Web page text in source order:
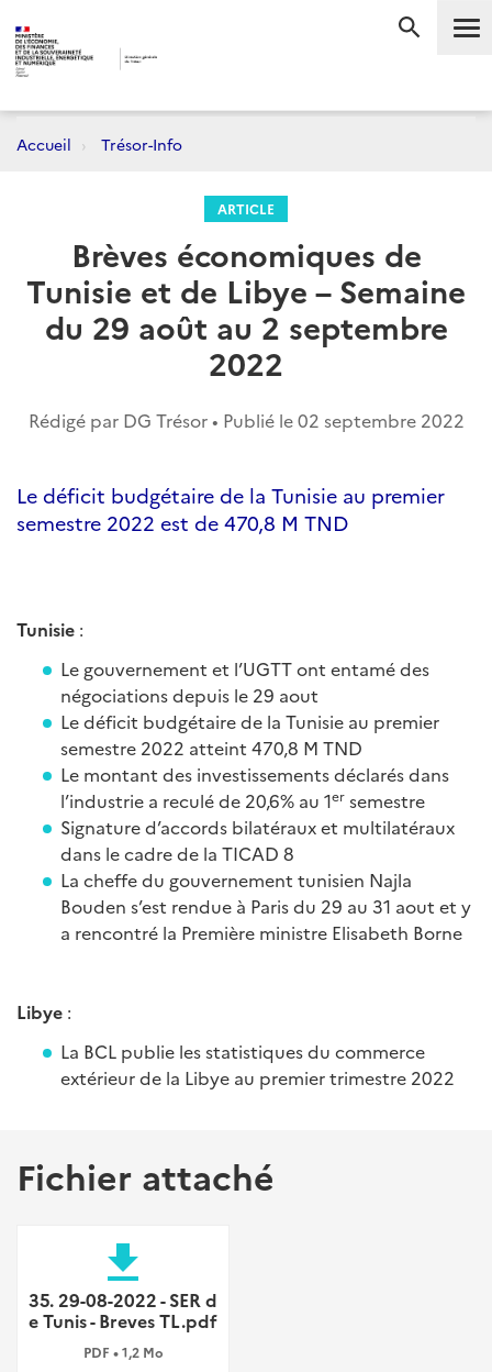
Accueil Trésor-Info
ARTICLE
Brèves économiques de
Tunisie et de Libye – Semaine
du 29 août au 2 septembre
2022
Rédigé par DG Trésor • Publié le02 septembre 2022
Le déficit budgétaire de la Tunisie au premier
semestre 2022 est de 470,8 M TND
Tunisie :
Le gouvernement et l’UGTT ont entamé des
négociations depuis le 29 aout
Le déficit budgétaire de la Tunisie au premier
semestre 2022 atteint 470,8 M TND
Le montant des investissements déclarés dans
l’industrie a reculé de 20,6% au 1er semestre
Signature d’accords bilatéraux et multilatéraux
dans le cadre de la TICAD 8
La cheffe du gouvernement tunisien Najla
Bouden s’est rendue à Paris du 29 au 31 aout et y
a rencontré la Première ministre Elisabeth Borne
Libye :
La BCL publie les statistiques du commerce
extérieur de la Libye au premier trimestre 2022
Fichier attaché
file_download
35. 29-08-2022 - SER d
e Tunis - Breves TL.pdf
PDF • 1,2 Mo